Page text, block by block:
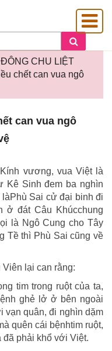
ĐÔNG CHU LIỆT
chết can vua ngô
can vua ngô
vương, vua Việt là
Kê Sinh đem ba nghìn
Sai cử đại binh đi
ở đát Câu Khúcchung
là Ngô Cung cho Tây
Tề thì Phù Sai cũng về
lại can rằng:
tim trong ruột của ta,
ghẻ lở ở bên ngoài
vạn quân, đi nghìn dặm
quên cái bệnhtim ruột,
phải khổ với Việt.